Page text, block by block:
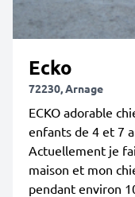
Ecko
72230, Arnage
ECKO adorable
enfants de 4 et 7
Actuellement je
maison et mon
pendant environ